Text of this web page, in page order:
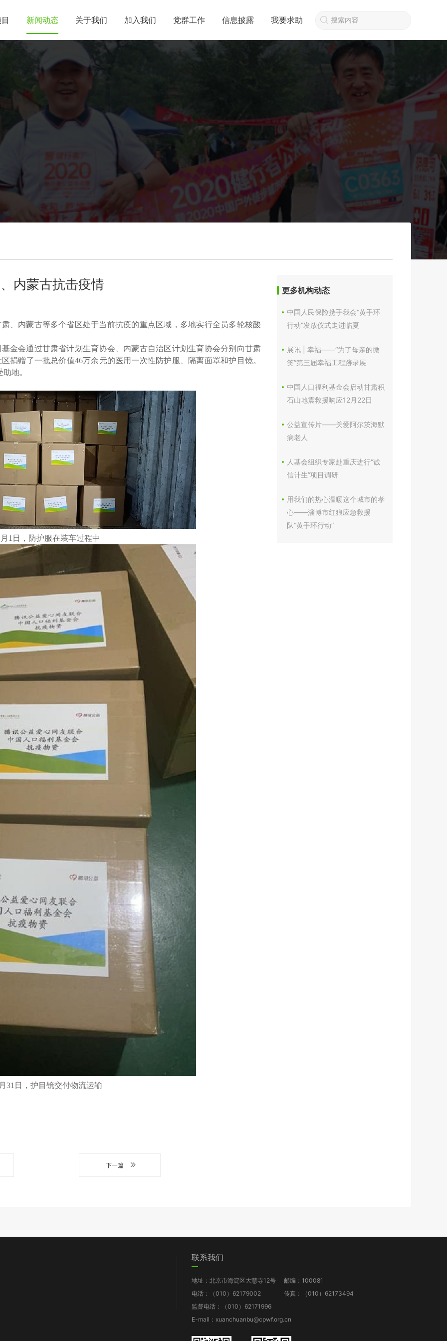
新闻动态 关于我们 加入我们 党群工作 信息披露 我要求助
内蒙古抗击疫情
、内蒙古等多个省区处于当前抗疫的重点区域，多地实行全员多轮核酸
金会通过甘肃省计划生育协会、内蒙古自治区计划生育协会分别向甘肃
捐赠了一批总价值46万余元的医用一次性防护服、隔离面罩和护目镜。
地。
1日，防护服在装车过程中
31日，护目镜交付物流运输
更多机构动态
中国人民保险携手我会“黄手环
行动”发放仪式走进临夏
展讯 | 幸福——“为了母亲的微
笑”第三届幸福工程跡录展
中国人口福利基金会启动甘肃积
石山地震救援响应12月22日
公益宣传片——关爱阿尔茨海默
病老人
人基会组织专家赴重庆进行“诚
信计生”项目调研
用我们的热心温暖这个城市的孝
心——淄博市红狼应急救援
队“黄手环行动”
下一篇
联系我们
地址：北京市海淀区大慧寺12号
邮编：100081
电话：（010）62179002
传真：（010）62173494
监督电话：（010）62171996
E-mail：xuanchuanbu@cpwf.org.cn